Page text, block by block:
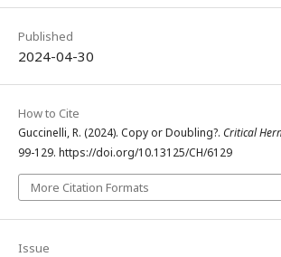
Published
2024-04-30
How to Cite
Guccinelli, R. (2024). Copy or Doubling?. Critical
99-129. https://doi.org/10.13125/CH/6129
More Citation Formats
Issue